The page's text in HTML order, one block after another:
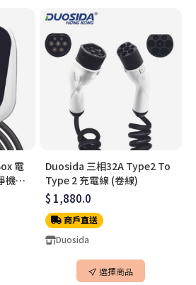
電
機價
Duosida 三相32A Type2 To
Type 2 充電線 (卷線)
$ 1,880.0
商戶直送
Duosida
選擇商品